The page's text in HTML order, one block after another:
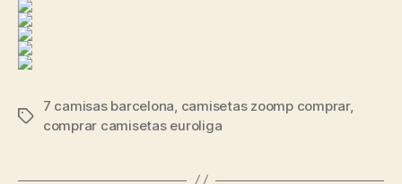
Etiquetas
7 camisas barcelona, camisetas zoomp comprar,
comprar camisetas euroliga